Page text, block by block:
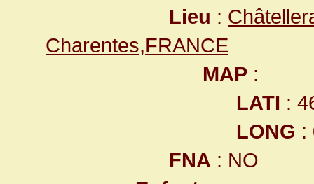
Lieu :
Charentes,FRANCE
MAP :
LATI :
LONG :
FNA : NO